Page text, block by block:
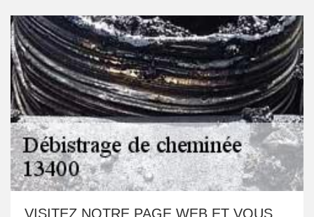
VISITEZ NOTRE PAGE WEB ET VOUS